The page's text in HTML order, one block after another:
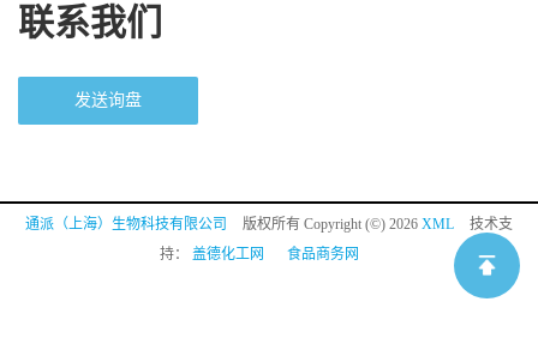
联系我们
发送询盘
通派（上海）生物科技有限公司 版权所有 Copyright (©) 2026 XML
技术支
持： 盖德化工网 食品商务网